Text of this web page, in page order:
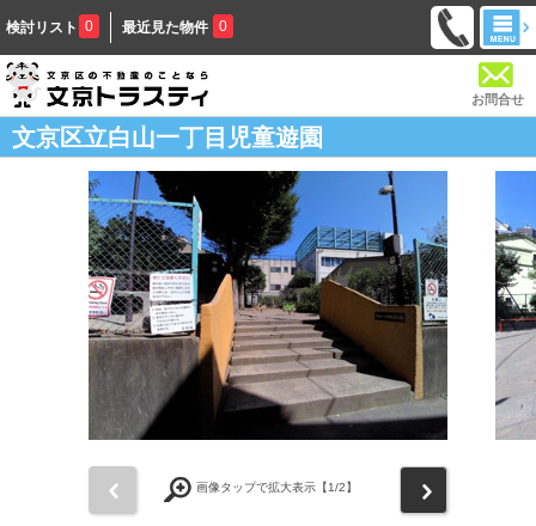
検討リスト 0 最近見た物件 0
お問合せ
文京区立白山一丁目児童遊園
画像タップで拡大表示【1/2】